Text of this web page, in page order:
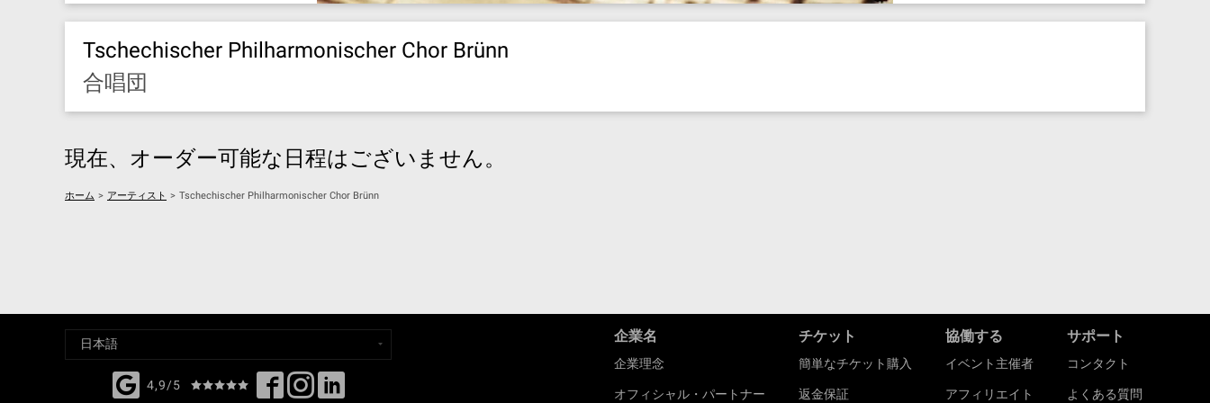
Tschechischer Philharmonischer Chor Brünn
合唱団
現在、オーダー可能な日程はございません。
ホーム > アーティスト > Tschechischer Philharmonischer Chor Brünn
4,9/5
企業名
企業理念
オフィシャル・パートナー
チケット
簡単なチケット購入
返金保証
協働する
イベント主催者
アフィリエイト
サポート
コンタクト
よくある質問